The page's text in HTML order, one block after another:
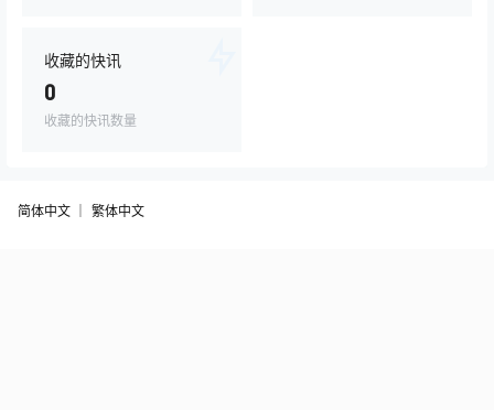
收藏的快讯
0
收藏的快讯数量
简体中文 ｜ 繁体中文